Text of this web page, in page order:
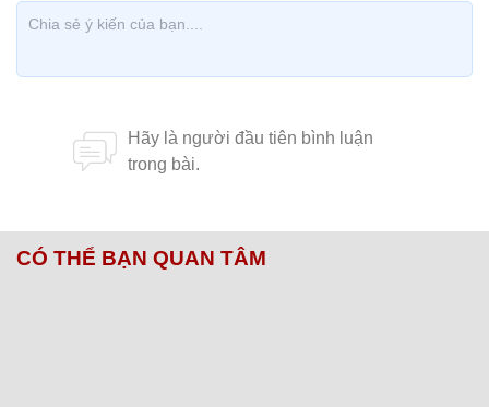
CÓ THỂ BẠN QUAN TÂM